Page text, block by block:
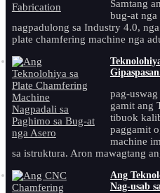
Samtang
bug-at
nagpadulong sa Industry 4.0,
plate chamfering machine nga
pag-uswag
gamit ang
tibuok
paggamit
machine
sa istruktura. Aron mawagtang
Ang
Nag-usab